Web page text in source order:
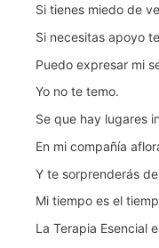
Si tienes miedo de
Si necesitas apoyo
Puedo expresar mi
Yo no te temo.
Se que hay lugares
En mi compañía
Y te sorprenderás
Mi tiempo es el
La Terapia Esencial